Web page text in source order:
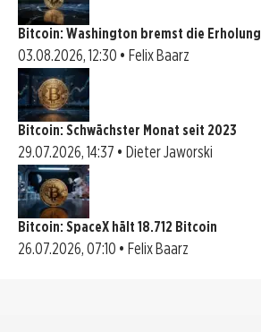
Bitcoin: Washington bremst die Erholung
03.08.2026, 12:30 • Felix Baarz
Bitcoin: Schwächster Monat seit 2023
29.07.2026, 14:37 • Dieter Jaworski
Bitcoin: SpaceX hält 18.712 Bitcoin
26.07.2026, 07:10 • Felix Baarz